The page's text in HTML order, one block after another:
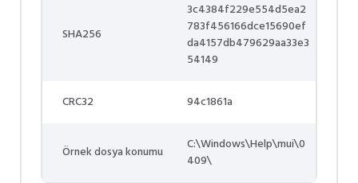
SHA256
3c4384f229e554d5ea2
783f456166dce15690ef
da4157db479629aa33e3
54149
CRC32 94c1861a
Örnek dosya konumu
C:\Windows\Help\mui\0
409\